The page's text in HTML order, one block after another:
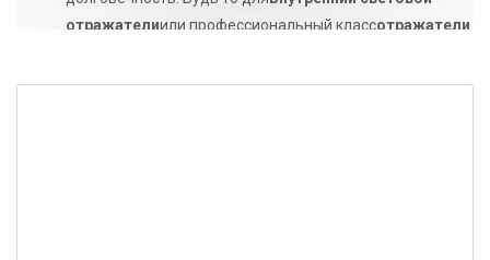
отражателиили профессиональный классотражатели